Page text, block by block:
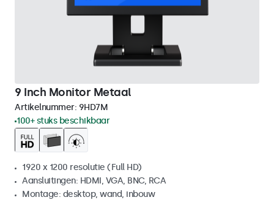
9 Inch Monitor Metaal
Artikelnummer: 9HD7M
100+ stuks beschikbaar
1920 x 1200 resolutie (Full HD)
Aansluitingen: HDMI, VGA, BNC, RCA
Montage: desktop, wand, inbouw